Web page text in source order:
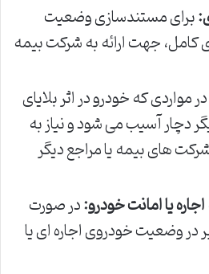
برای مستندسازی وضعیت
کامل، جهت ارائه به شرکت بیمه
در مواردی که خودرو در اثر بلایای
دچار آسیب می شود و نیاز به
های بیمه یا مراجع دیگر
یا امانت خودرو:در صورت
در وضعیت خودروی اجاره ای یا